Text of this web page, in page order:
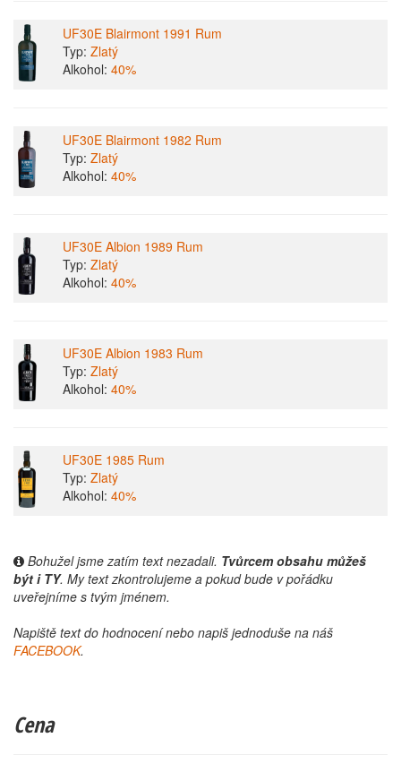
UF30E Blairmont 1991 Rum
Typ: Zlatý
Alkohol: 40%
UF30E Blairmont 1982 Rum
Typ: Zlatý
Alkohol: 40%
UF30E Albion 1989 Rum
Typ: Zlatý
Alkohol: 40%
UF30E Albion 1983 Rum
Typ: Zlatý
Alkohol: 40%
UF30E 1985 Rum
Typ: Zlatý
Alkohol: 40%
Bohužel jsme zatím text nezadali. Tvůrcem obsahu můžeš
být i TY. My text zkontrolujeme a pokud bude v pořádku
uveřejníme s tvým jménem.
Napiště text do hodnocení nebo napiš jednoduše na náš
FACEBOOK.
Cena